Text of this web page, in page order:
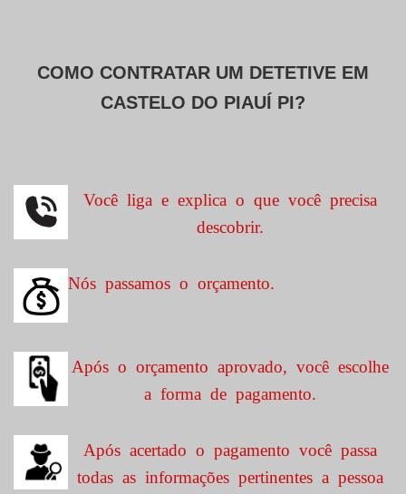
COMO CONTRATAR UM DETETIVE EM
CASTELO DO PIAUÍ PI?
Você liga e explica o que você precisa
descobrir.
Nós passamos o orçamento.
Após o orçamento aprovado, você escolhe
a forma de pagamento.
Após acertado o pagamento você passa
todas as informações pertinentes a pessoa